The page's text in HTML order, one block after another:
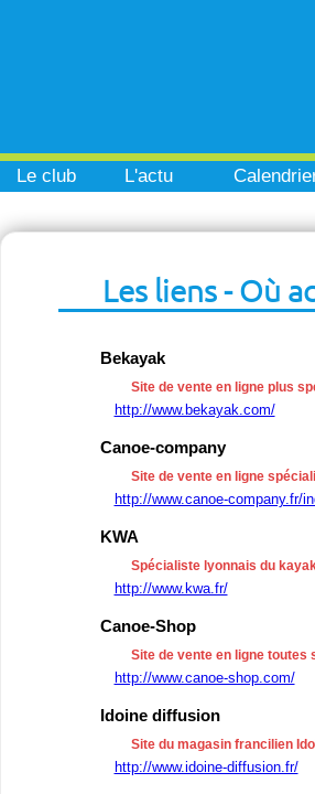
Le club L'actu
Les liens - Où
Bekayak
Site de vente en ligne plus
http://www.bekayak.com/
Canoe-company
Site de vente en ligne
http://www.canoe-company.fr/
KWA
Spécialiste lyonnais du
http://www.kwa.fr/
Canoe-Shop
Site de vente en ligne toutes
http://www.canoe-shop.com/
Idoine diffusion
Site du magasin francilien
http://www.idoine-diffusion.fr/